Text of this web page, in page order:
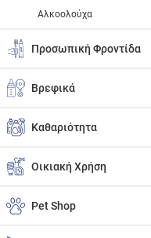
Αλκοολούχα
Προσωπική Φροντίδα
Βρεφικά
Καθαριότητα
Οικιακή Χρήση
Pet Shop